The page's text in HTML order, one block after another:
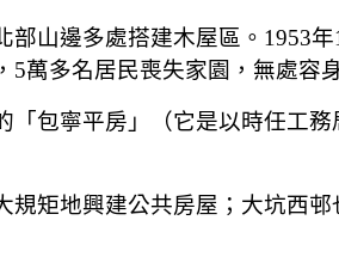
山邊多處搭建木屋區。1953
萬多名居民喪失家園，無處容
包寧平房」（它是以時任工
矩地興建公共房屋；大坑西邨